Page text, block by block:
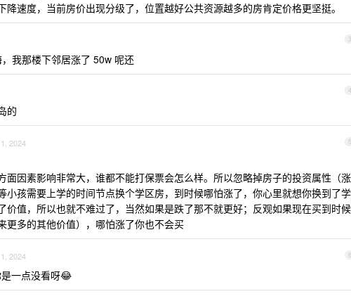
降速度，当前房价出现分级了，位置越好公共资源越多的房肯定价格更坚挺。
3
我那楼下邻居涨了 50w 呢还
4
的
5
2024
面因素影响非常大，谁都不能打保票会怎么样。所以忽略掉房子的投资属性（涨
小孩需要上学的时间节点换个学区房，到时候哪怕涨了，你心里就想你换到了学
价值，所以也就不难过了，当然如果是跌了那不就更好；反观如果现在买到时候
更多的其他价值），哪怕涨了你也不会买
6
2024
一点没看呀😂